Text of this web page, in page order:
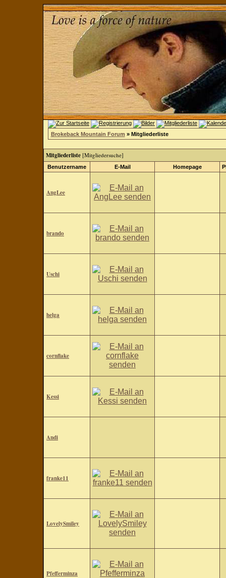
Brokeback Mountain Forum » Mitgliederliste
Mitgliederliste [Mitgliedersuche]
Benutzername E-Mail Homepage
AngLee
brando
Uschi
helga
cornflake
Kessi
Andi
franke11
LovelySmiley
Pfefferminza